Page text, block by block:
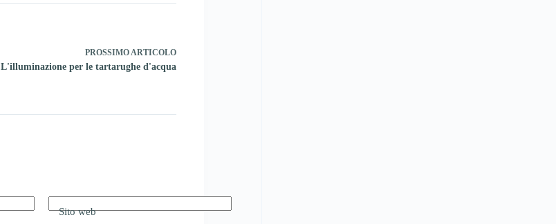
PROSSIMOARTICOLO
L'illuminazione per le tartarughe d'acqua
Sito web